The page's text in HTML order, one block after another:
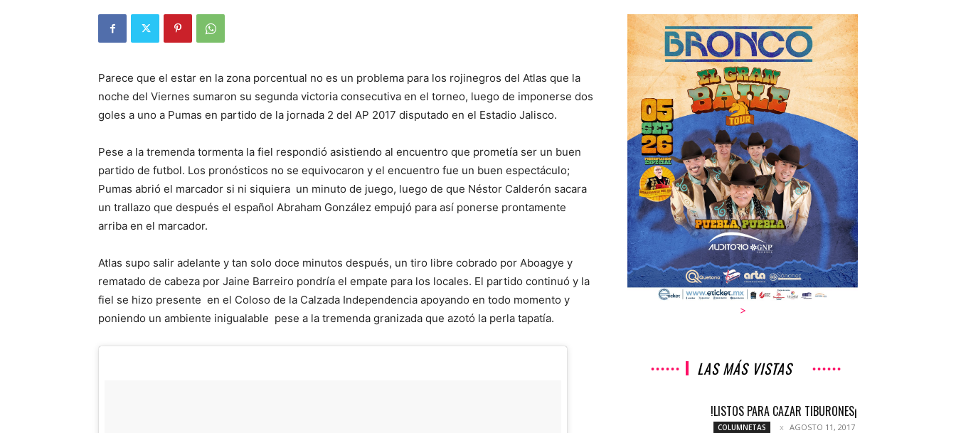
Parece que el estar en la zona porcentual no es un problema para los rojinegros del Atlas que la
noche del Viernes sumaron su segunda victoria consecutiva en el torneo, luego de imponerse dos
goles a uno a Pumas en partido de la jornada 2 del AP 2017 disputado en el Estadio Jalisco.
Pese a la tremenda tormenta la fiel respondió asistiendo al encuentro que prometía ser un buen
partido de futbol. Los pronósticos no se equivocaron y el encuentro fue un buen espectáculo;
Pumas abrió el marcador si ni siquiera un minuto de juego, luego de que Néstor Calderón sacara
un trallazo que después el español Abraham González empujó para así ponerse prontamente
arriba en el marcador.
Atlas supo salir adelante y tan solo doce minutos después, un tiro libre cobrado por Aboagye y
rematado de cabeza por Jaine Barreiro pondría el empate para los locales. El partido continuó y la
fiel se hizo presente en el Coloso de la Calzada Independencia apoyando en todo momento y
poniendo un ambiente inigualable pese a la tremenda granizada que azotó la perla tapatía.
>
LAS MÁS VISTAS
!LISTOS PARA CAZAR TIBURONES¡
COLUMNETAS AGOSTO 11, 2017